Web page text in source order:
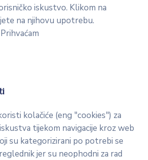
iskustvo. Klikom na
na njihovu upotrebu.
Prihvaćam
kolačiće (eng "cookies") za
tijekom navigacije kroz web
su kategorizirani po potrebi se
jer su neophodni za rad